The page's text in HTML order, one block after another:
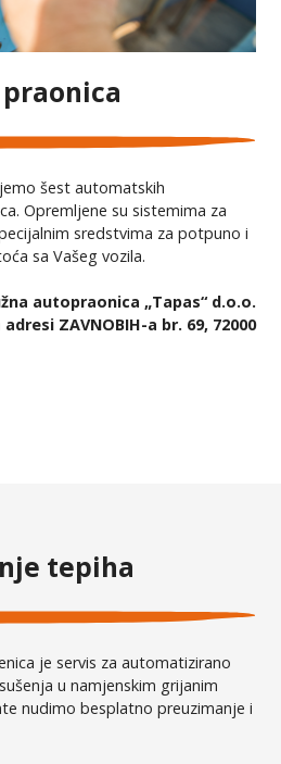
šest automatskih
Opremljene su sistemima za
sredstvima za potpuno i
sa Vašeg vozila.
autopraonica „Tapas“ d.o.o.
ZAVNOBIH-a br. 69, 72000
tepiha
je servis za automatizirano
u namjenskim grijanim
nudimo besplatno preuzimanje i